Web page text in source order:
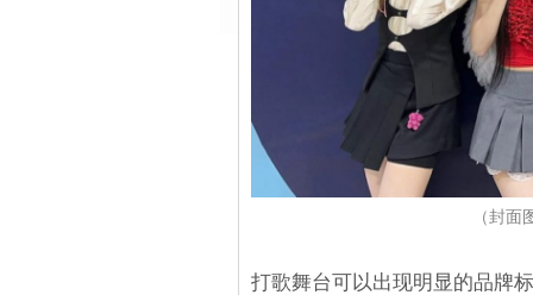
（封
打歌舞台可以出现明显的品牌